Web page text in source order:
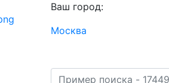
Ваш город:
Москва